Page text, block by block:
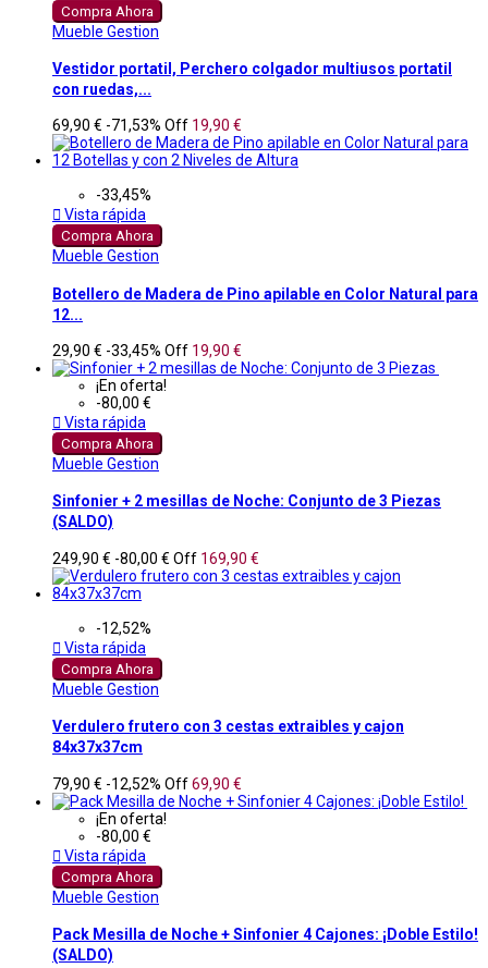
Compra Ahora
Mueble Gestion
Vestidor portatil, Perchero colgador multiusos portatil
con ruedas,...
69,90 € -71,53% Off 19,90 €
-33,45%
 Vista rápida
Compra Ahora
Mueble Gestion
Botellero de Madera de Pino apilable en Color Natural para
12...
29,90 € -33,45% Off 19,90 €
¡En oferta!
-80,00 €
 Vista rápida
Compra Ahora
Mueble Gestion
Sinfonier + 2 mesillas de Noche: Conjunto de 3 Piezas
(SALDO)
249,90 € -80,00 € Off 169,90 €
-12,52%
 Vista rápida
Compra Ahora
Mueble Gestion
Verdulero frutero con 3 cestas extraibles y cajon
84x37x37cm
79,90 € -12,52% Off69,90 €
¡En oferta!
-80,00 €
 Vista rápida
Compra Ahora
Mueble Gestion
Pack Mesilla de Noche + Sinfonier 4 Cajones: ¡Doble Estilo!
(SALDO)